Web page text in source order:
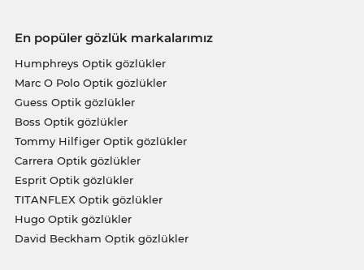
En popüler gözlük markalarımız
Humphreys Optik gözlükler
Marc O Polo Optik gözlükler
Guess Optik gözlükler
Boss Optik gözlükler
Tommy Hilfiger Optik gözlükler
Carrera Optik gözlükler
Esprit Optik gözlükler
TITANFLEX Optik gözlükler
Hugo Optik gözlükler
David Beckham Optik gözlükler